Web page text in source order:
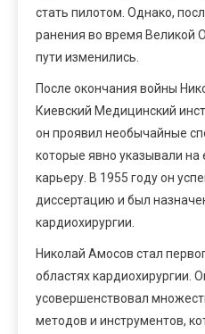
стать пилотом. Однако,
ранения во время Великой
пути изменились.
После окончания войны
Киевский Медицинский
он проявил необычайные
которые явно указывали
карьеру. В 1955 году он
диссертацию и был
кардиохирургии.
Николай Амосов стал
областях кардиохирургии.
усовершенствовал
методов и инструментов,